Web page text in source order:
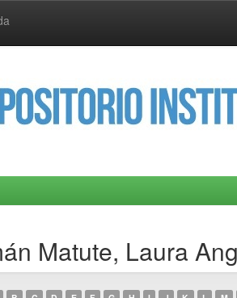
Matute, Laura